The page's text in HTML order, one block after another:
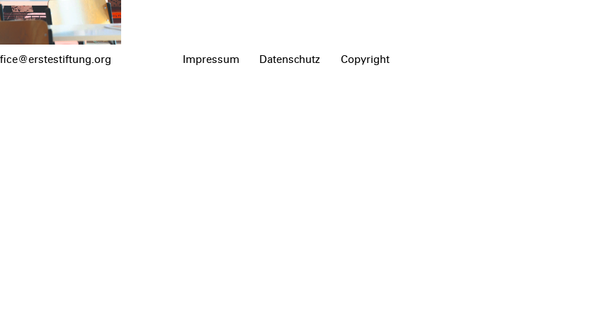
Impressum Datenschutz Copyright